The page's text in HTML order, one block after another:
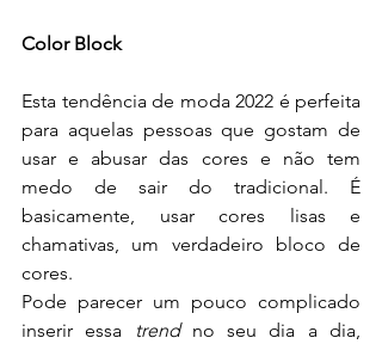
Color Block
Esta tendência de moda 2022 é perfeita
para aquelas pessoas que gostam de
usar e abusar das cores e não tem
medo de sair do tradicional. É
basicamente, usar cores lisas e
chamativas, um verdadeiro bloco de
cores.
Pode parecer um pouco complicado
inserir essa
trend no seu dia a dia,